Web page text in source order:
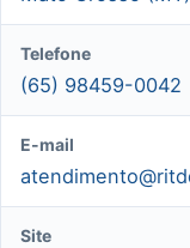
Telefone
(65) 98459-0042
E-mail
Site